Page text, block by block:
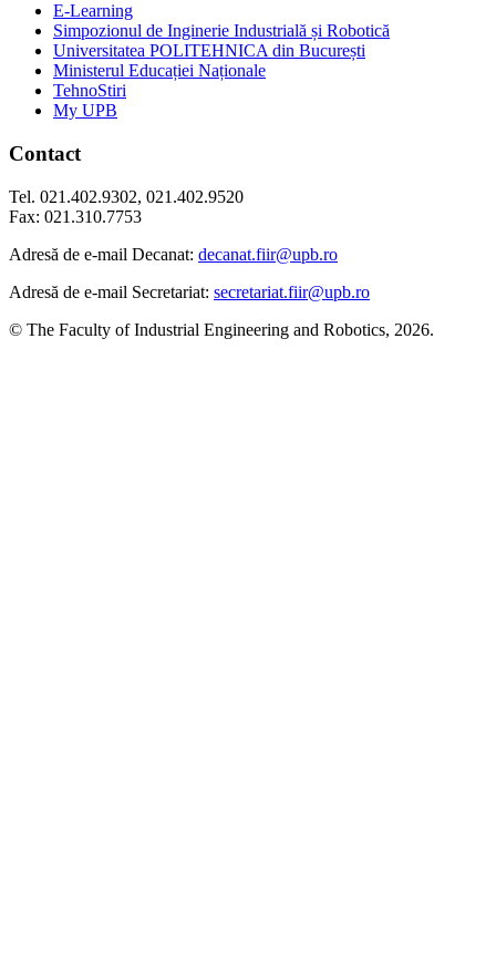
E-Learning
Simpozionul de Inginerie Industrială și Robotică
Universitatea POLITEHNICA din București
Ministerul Educației Naționale
TehnoStiri
My UPB
Contact
Tel. 021.402.9302, 021.402.9520
Fax: 021.310.7753
Adresă de e-mail Decanat: decanat.fiir@upb.ro
Adresă de e-mail Secretariat: secretariat.fiir@upb.ro
© The Faculty of Industrial Engineering and Robotics, 2026.